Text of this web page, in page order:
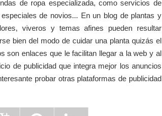
de ropa especializada, como servicios de
de novios... En un blog de plantas y
viveros y temas afines pueden resultar
bien del modo de cuidar una planta quizás el
son enlaces que le facilitan llegar a la web y al
de publicidad que integra mejor los anuncios
probar otras plataformas de publicidad